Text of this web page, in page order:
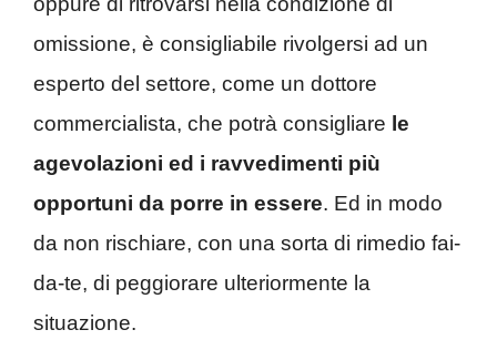
omissione, è consigliabile rivolgersi ad un
esperto del settore, come un dottore
commercialista, che potrà consigliare le
agevolazioni ed i ravvedimenti più
opportuni da porre in essere. Ed in modo
da non rischiare, con una sorta di rimedio fai-
da-te, di peggiorare ulteriormente la
situazione.